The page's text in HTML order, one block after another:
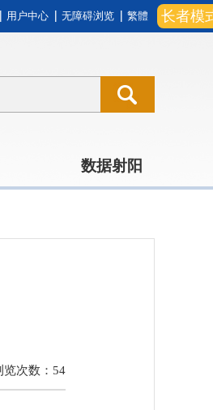
长者模
用户中心 无障碍浏览 繁體
数据射阳
览次数： 54